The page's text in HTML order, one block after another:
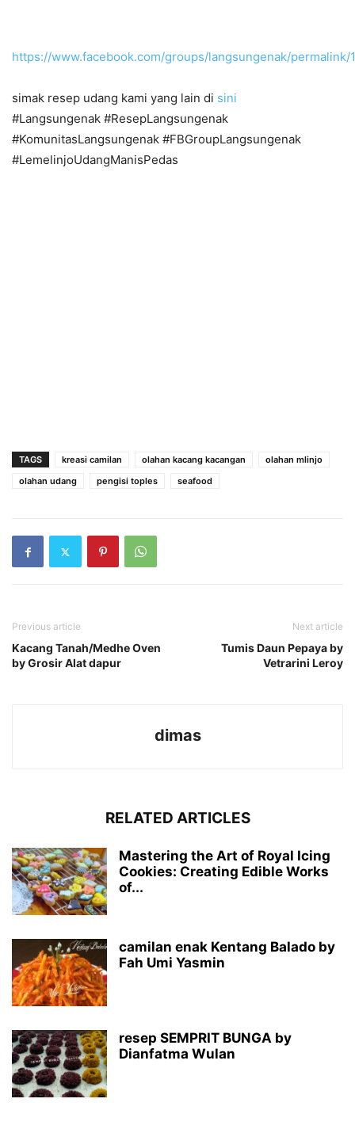
https://www.facebook.com/groups/langsungenak/
simak resep udang kami yang lain di sini
#Langsungenak #ResepLangsungenak
#KomunitasLangsungenak #FBGroupLangsungenak
#LemelinjoUdangManisPedas
TAGS kreasi camilan olahan kacang kacangan
olahan mlinjo
olahan udang
pengisi toples seafood
Previous article
Kacang Tanah/Medhe Oven
by Grosir Alat dapur
Next article
Tumis Daun Pepaya by
Vetrarini Leroy
dimas
RELATED ARTICLES
Mastering the Art of Royal Icing
Cookies: Creating Edible Works
of...
camilan enak Kentang Balado by
Fah Umi Yasmin
resep SEMPRIT BUNGA by
Dianfatma Wulan